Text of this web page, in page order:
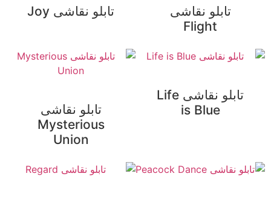
تابلو نقاشی
Flight
تابلو نقاشی Joy
تابلو نقاشی Life
is Blue
تابلو نقاشی
Mysterious
Union